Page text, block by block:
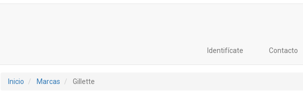
Identifícate Contacto
Inicio Marcas Gillette